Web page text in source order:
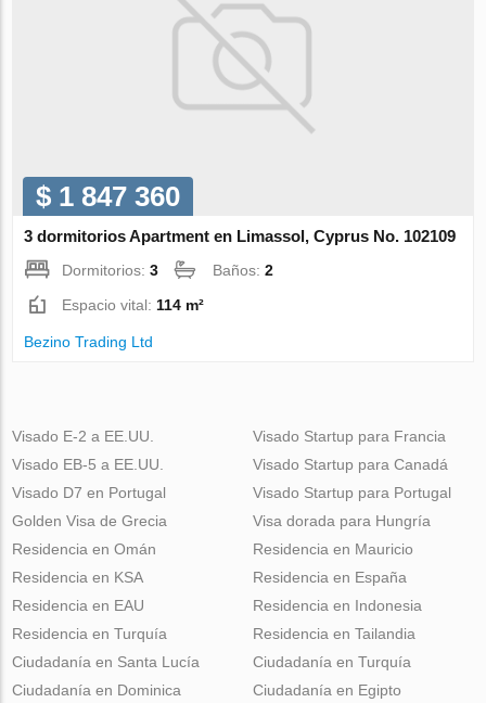
$ 1 847 360
3 dormitorios Apartment en Limassol, Cyprus No. 102109
Dormitorios:3 Baños:2
Espacio vital: 114 m²
Bezino Trading Ltd
Visado E-2 a EE.UU.
Visado EB-5 a EE.UU.
Visado D7 en Portugal
Golden Visa de Grecia
Visado Startup para Francia
Visado Startup para Canadá
Visado Startup para Portugal
Visa dorada para Hungría
Residencia en Omán
Residencia en KSA
Residencia en EAU
Residencia en Turquía
Residencia en Mauricio
Residencia en España
Residencia en Indonesia
Residencia en Tailandia
Ciudadanía en Santa Lucía
Ciudadanía en Dominica
Ciudadanía en Turquía
Ciudadanía en Egipto